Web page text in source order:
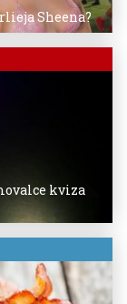
Sheena?
kviza